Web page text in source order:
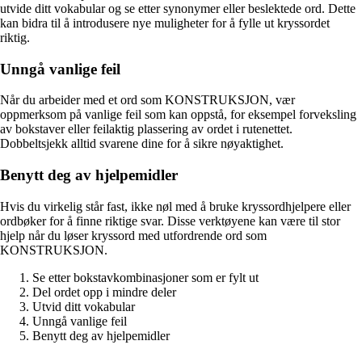
utvide ditt vokabular og se etter synonymer eller beslektede ord. Dette
kan bidra til å introdusere nye muligheter for å fylle ut kryssordet
riktig.
Unngå vanlige feil
Når du arbeider med et ord som KONSTRUKSJON, vær
oppmerksom på vanlige feil som kan oppstå, for eksempel forveksling
av bokstaver eller feilaktig plassering av ordet i rutenettet.
Dobbeltsjekk alltid svarene dine for å sikre nøyaktighet.
Benytt deg av hjelpemidler
Hvis du virkelig står fast, ikke nøl med å bruke kryssordhjelpere eller
ordbøker for å finne riktige svar. Disse verktøyene kan være til stor
hjelp når du løser kryssord med utfordrende ord som
KONSTRUKSJON.
Se etter bokstavkombinasjoner som er fylt ut
Del ordet opp i mindre deler
Utvid ditt vokabular
Unngå vanlige feil
Benytt deg av hjelpemidler